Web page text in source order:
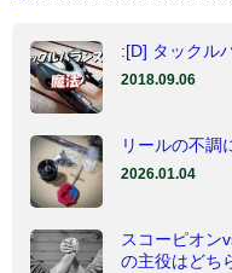
:[D] タックル
2018.09.06
リールの不調
2026.01.04
スコーピオン
の主役はどち